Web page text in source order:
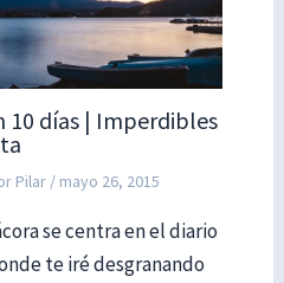
10 días | Imperdibles
Pilar / mayo 26, 2015
se centra en el diario
te iré desgranando